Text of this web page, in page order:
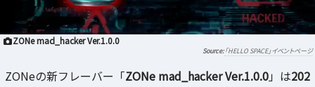
ZONe mad_hacker Ver.1.0.0
「HELLO SPACE」イベントページ
ZONeの新フレーバー「ZONe mad_hacker Ver.1.0.0」は202